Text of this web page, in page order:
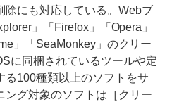
除にも対応している。Webブ
」「Firefox」「Opera」
」「SeaMonkey」のクリー
に同梱されているツールや定
る100種類以上のソフトをサ
ング対象のソフトは［クリー